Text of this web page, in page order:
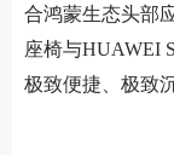
合鸿蒙生态头部
座椅与HUAWEI
极致便捷、极致